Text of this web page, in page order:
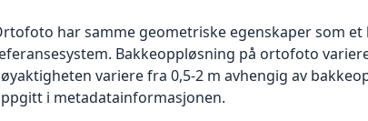
har samme geometriske egenskaper som
Bakkeoppløsning på ortofoto
variere fra 0,5-2 m avhengig av
i metadatainformasjonen.